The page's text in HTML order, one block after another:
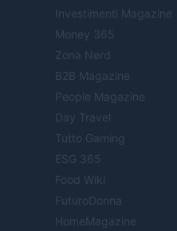
Investimenti Magazine
Money 365
Zona Nerd
B2B Magazine
People Magazine
Day Travel
Tutto Gaming
ESG 365
Food Wiki
FuturoDonna
HomeMagazine